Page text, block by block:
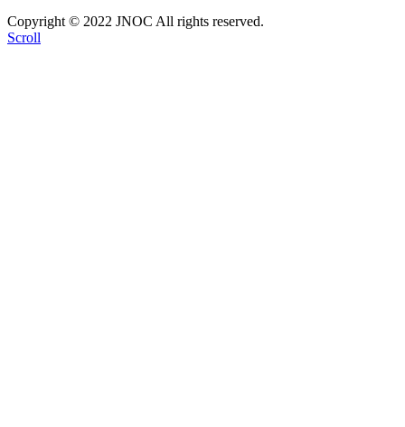
Copyright © 2022 JNOC All rights reserved.
Scroll